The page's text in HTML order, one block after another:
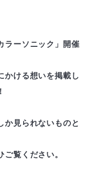
ラーソニック」開催
かける想いを掲載し
か見られないものと
覧ください。